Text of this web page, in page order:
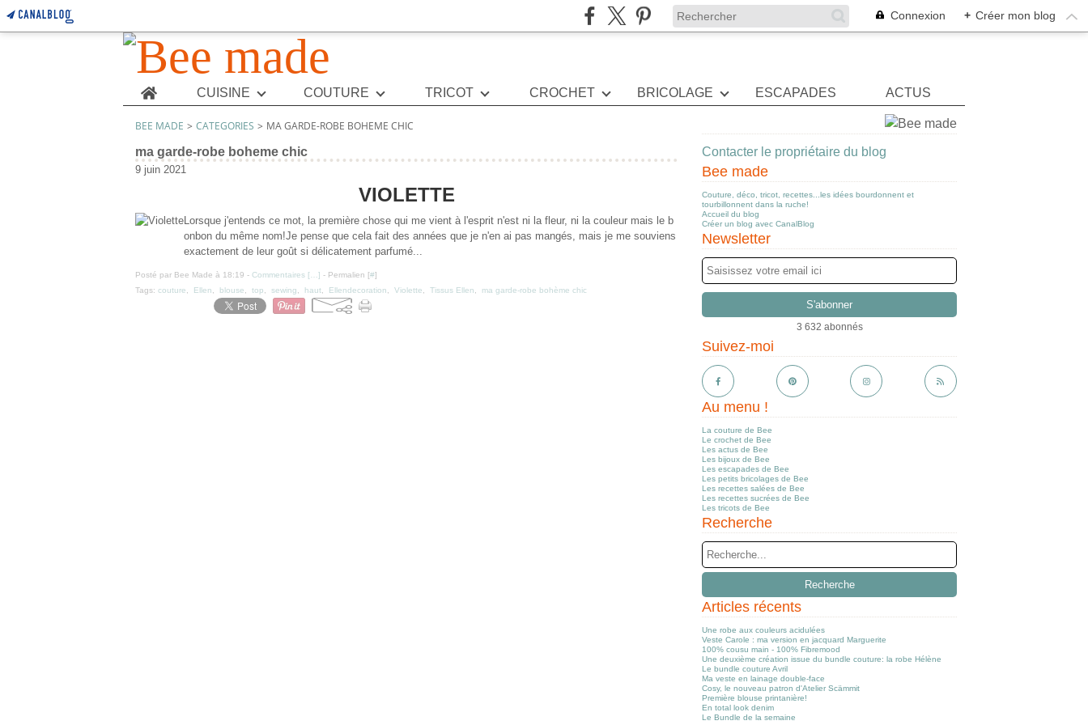
Connexion + Créer mon blog
Home CUISINE COUTURE TRICOT CROCHET BRICOLAGE ESCAPADES ACTUS
BEE MADE > CATEGORIES > MA GARDE-ROBE BOHEME CHIC
ma garde-robe boheme chic
9 juin 2021
VIOLETTE
Lorsque j'entends ce mot, la première chose qui me vient à l'esprit n'est ni la fleur, ni la couleur mais le b
onbon du même nom!Je pense que cela fait des années que je n'en ai pas mangés, mais je me souviens
exactement de leur goût si délicatement parfumé...
Posté par Bee Made à 18:19 - Commentaires [ ] - Permalien [#]
Tags: couture Ellen blouse top sewing haut Ellendecoration Violette Tissus Ellen ma garde-robe bohème chic
Contacter le propriétaire du blog
Bee made
Couture, déco, tricot, recettes...les idées bourdonnent et
tourbillonnent dans la ruche!
Accueil du blog
Créer un blog avec CanalBlog
Newsletter
3 632 abonnés
Suivez-moi
Au menu !
La couture de Bee
Le crochet de Bee
Les actus de Bee
Les bijoux de Bee
Les escapades de Bee
Les petits bricolages de Bee
Les recettes salées de Bee
Les recettes sucrées de Bee
Les tricots de Bee
Recherche
Articles récents
Une robe aux couleurs acidulées
Veste Carole : ma version en jacquard Marguerite
100% cousu main - 100% Fibremood
Une deuxième création issue du bundle couture: la robe Hélène
Le bundle couture Avril
Ma veste en lainage double-face
Cosy, le nouveau patron d'Atelier Scämmit
Première blouse printanière!
En total look denim
Le Bundle de la semaine